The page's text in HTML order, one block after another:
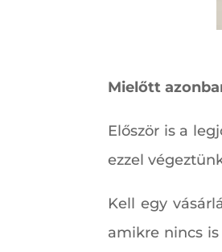
Mielőtt
Először is a
ezzel
Kell egy
amikre nincs